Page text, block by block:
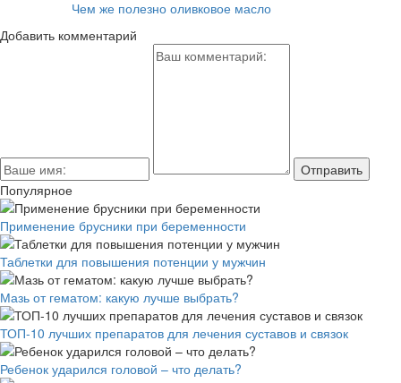
Чем же полезно оливковое масло
Добавить комментарий
Популярное
Применение брусники при беременности
Таблетки для повышения потенции у мужчин
Мазь от гематом: какую лучше выбрать?
ТОП-10 лучших препаратов для лечения суставов и связок
Ребенок ударился головой – что делать?